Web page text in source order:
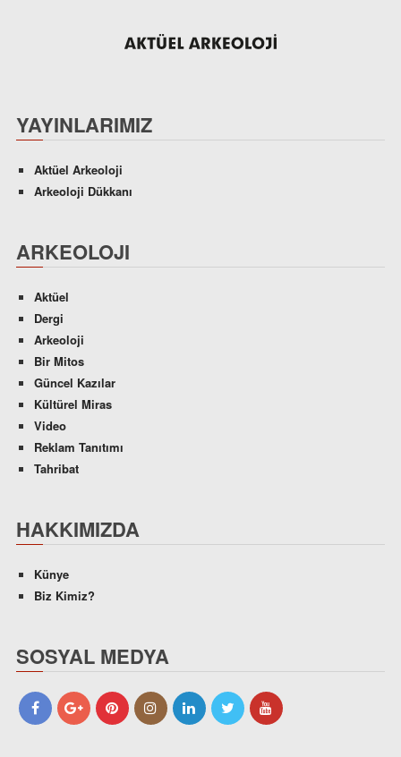
YAYINLARIMIZ
Aktüel Arkeoloji
Arkeoloji Dükkanı
ARKEOLOJI
Aktüel
Dergi
Arkeoloji
Bir Mitos
Güncel Kazılar
Kültürel Miras
Video
Reklam Tanıtımı
Tahribat
HAKKIMIZDA
Künye
Biz Kimiz?
SOSYAL MEDYA